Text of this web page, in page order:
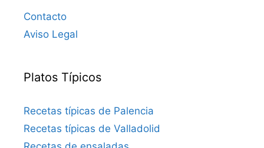
Contacto
Aviso Legal
Platos Típicos
Recetas típicas de Palencia
Recetas típicas de Valladolid